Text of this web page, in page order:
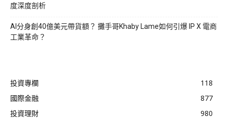
度深度剖析
AI分身創40億美元帶貨額？ 攤手哥Khaby Lame如何引爆 IP X 電商
工業革命？
投資專欄
118
國際金融
877
投資理財
980